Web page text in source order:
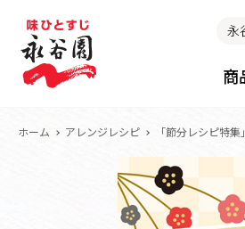
永
商
ホーム アレンジレシピ 「節分レシピ特